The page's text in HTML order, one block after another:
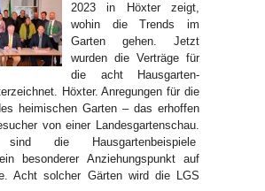
2023 in Höxter zeigt,
wohin die Trends im
Garten gehen. Jetzt
wurden die Verträge für
die acht Hausgarten-
Höxter. Anregungen für die
heimischen Garten – das erhoffen
von einer Landesgartenschau.
sind die Hausgartenbeispiele
besonderer Anziehungspunkt auf
Acht solcher Gärten wird die LGS